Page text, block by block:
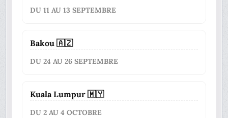
DU 11 AU 13 SEPTEMBRE
Bakou 🇦🇿
DU 24 AU 26 SEPTEMBRE
Kuala Lumpur 🇲🇾
DU 2 AU 4 OCTOBRE